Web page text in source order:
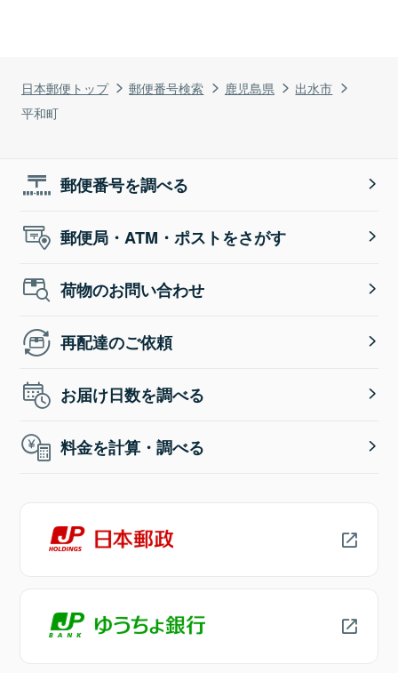
日本郵便トップ 郵便番号検索 鹿児島県
出水市
平和町
郵便番号を調べる
郵便局・ATM・ポストをさがす
荷物のお問い合わせ
再配達のご依頼
お届け日数を調べる
料金を計算・調べる